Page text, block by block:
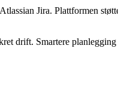
Jira. Plattformen
drift. Smartere